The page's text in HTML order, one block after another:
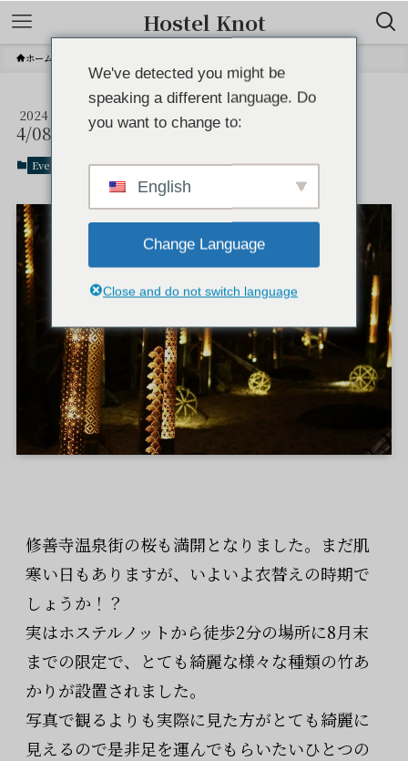
Hostel Knot
ホーム
竹あかり2024｜Bamboo Art
2024
4/08
Event 2024年4月8日
修善寺温泉街の桜も満開となりました。まだ肌
寒い日もありますが、いよいよ衣替えの時期で
しょうか！？
実はホステルノットから徒歩2分の場所に8月末
までの限定で、とても綺麗な様々な種類の竹あ
かりが設置されました。
写真で観るよりも実際に見た方がとても綺麗に
見えるので是非足を運んでもらいたいひとつの
We've detected you might be
speaking a different language. Do
you want to change to:
English
Change Language
Close and do not switch language